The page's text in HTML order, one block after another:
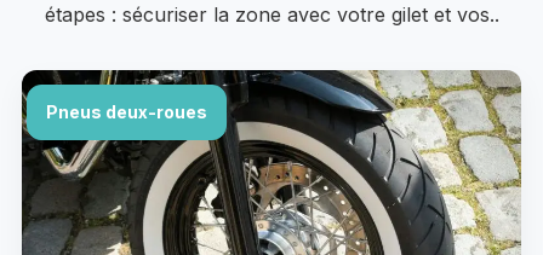
étapes : sécuriser la zone avec votre gilet et vos..
Pneus deux-roues